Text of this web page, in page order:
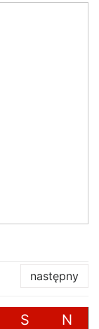
następny
S N